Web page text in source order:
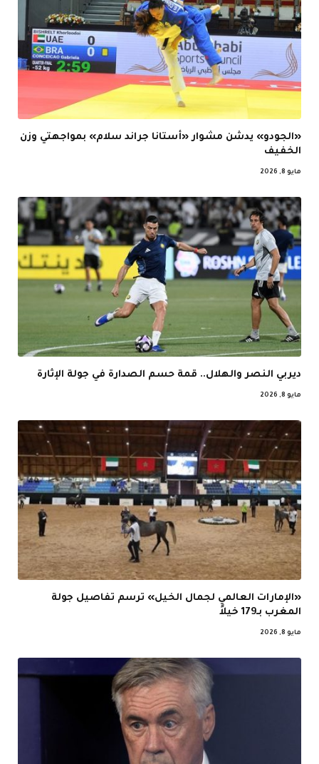
«الجودو» يدشن مشوار «أستانا جراند سلام» بمواجهتي وزن
الخفيف
مايو 8, 2026
ديربي النصر والهلال.. قمة حسم الصدارة في جولة الإثارة
مايو 8, 2026
«الإمارات العالمي لجمال الخيل» ترسم تفاصيل جولة
المغرب بـ179 خيلاً
مايو 8, 2026